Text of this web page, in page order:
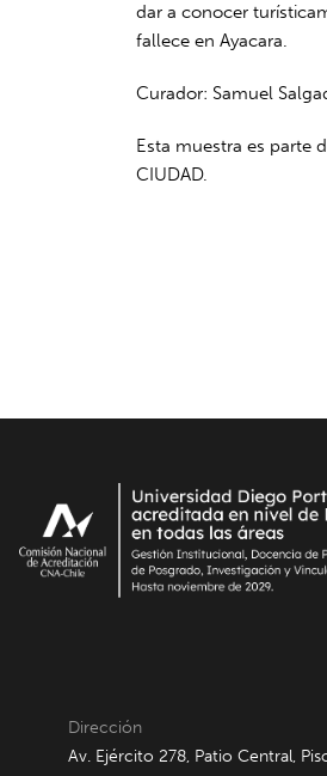
dar a conocer
fallece en Ayacara.
Curador: Samuel
Esta muestra es parte
CIUDAD.
Dirección
Av. Ejército 278, Patio Central,